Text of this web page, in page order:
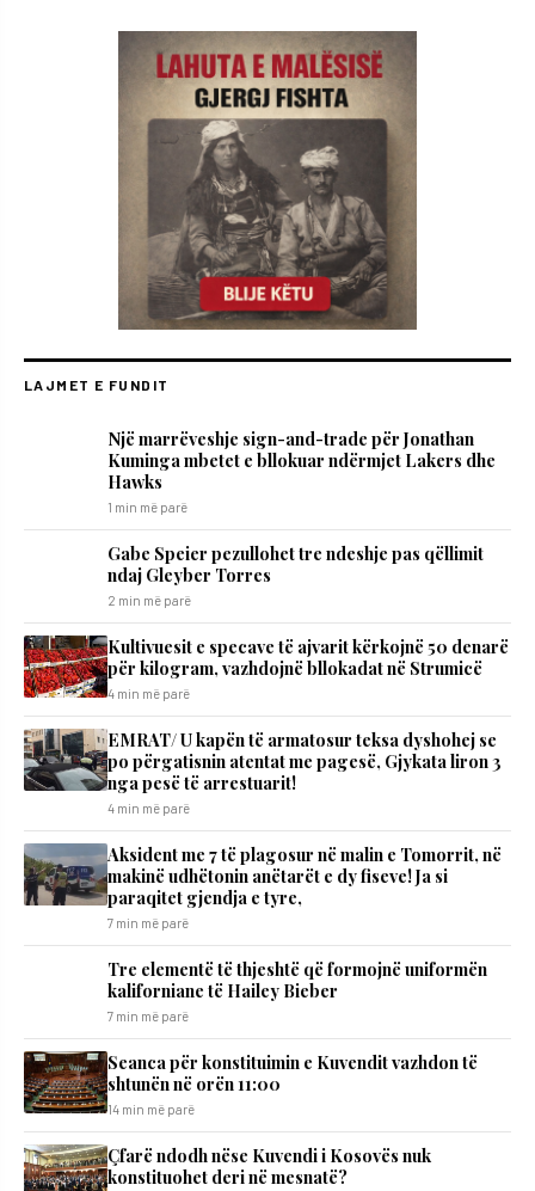
LAJMET E FUNDIT
Një marrëveshje sign-and-trade për Jonathan
Kuminga mbetet e bllokuar ndërmjet Lakers dhe
Hawks
1 min më parë
Gabe Speier pezullohet tre ndeshje pas qëllimit
ndaj Gleyber Torres
2 min më parë
Kultivuesit e specave të ajvarit kërkojnë 50 denarë
për kilogram, vazhdojnë bllokadat në Strumicë
4 min më parë
EMRAT/ U kapën të armatosur teksa dyshohej se
po përgatisnin atentat me pagesë, Gjykata liron 3
nga pesë të arrestuarit!
4 min më parë
Aksident me 7 të plagosur në malin e Tomorrit, në
makinë udhëtonin anëtarët e dy fiseve! Ja si
paraqitet gjendja e tyre,
7 min më parë
Tre elementë të thjeshtë që formojnë uniformën
kaliforniane të Hailey Bieber
7 min më parë
Seanca për konstituimin e Kuvendit vazhdon të
shtunën në orën 11:00
14 min më parë
Çfarë ndodh nëse Kuvendi i Kosovës nuk
konstituohet deri në mesnatë?